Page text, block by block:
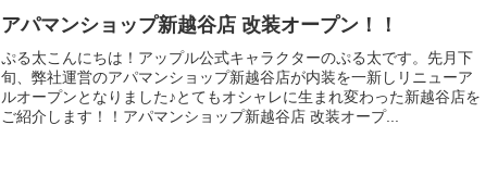
アパマンショップ新越谷店 改装オープン！！
ぷる太こんにちは！アップル公式キャラクターのぷる太です。先月下
旬、弊社運営のアパマンショップ新越谷店が内装を一新しリニューア
ルオープンとなりました♪とてもオシャレに生まれ変わった新越谷店を
ご紹介します！！アパマンショップ新越谷店 改装オープ...